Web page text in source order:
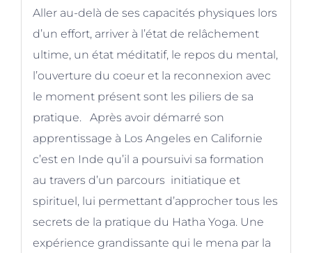
Aller au-delà de ses capacités physiques lors
d’un effort, arriver à l’état de relâchement
ultime, un état méditatif, le repos du mental,
l’ouverture du coeur et la reconnexion avec
le moment présent sont les piliers de sa
pratique. Après avoir démarré son
apprentissage à Los Angeles en Californie
c’est en Inde qu’il a poursuivi sa formation
au travers d’un parcours initiatique et
spirituel, lui permettant d’approcher tous les
secrets de la pratique du Hatha Yoga. Une
expérience grandissante qui le mena par la